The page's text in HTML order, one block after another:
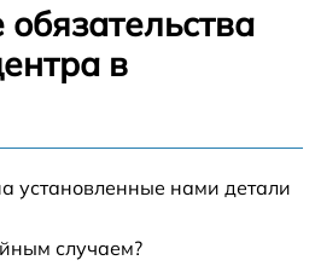
в
установленные нами детали
случаем?